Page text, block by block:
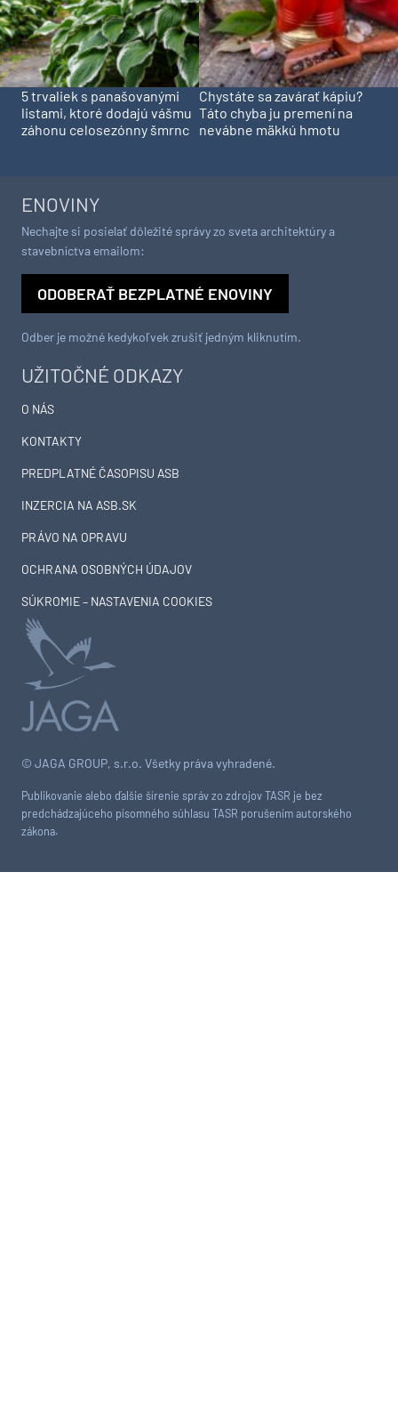
5 trvaliek s panašovanými
listami, ktoré dodajú vášmu
záhonu celosezónny šmrnc
Chystáte sa zavárať kápiu?
Táto chyba ju premení na
nevábne mäkkú hmotu
© JAGA GROUP, s.r.o. Všetky práva vyhradené.
Publikovanie alebo ďalšie šírenie správ zo zdrojov TASR je bez
predchádzajúceho písomného súhlasu TASR porušením autorského
zákona.
UŽITOČNÉ ODKAZY
O NÁS
KONTAKTY
PREDPLATNÉ ČASOPISU ASB
INZERCIA NA ASB.SK
PRÁVO NA OPRAVU
OCHRANA OSOBNÝCH ÚDAJOV
SÚKROMIE – NASTAVENIA COOKIES
ENOVINY
Nechajte si posielať dôležité správy zo sveta architektúry a
stavebníctva emailom:
ODOBERAŤ BEZPLATNÉ ENOVINY
Odber je možné kedykoľvek zrušiť jedným kliknutím.